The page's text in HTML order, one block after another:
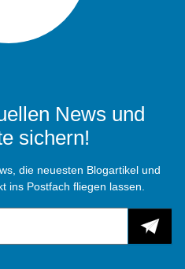
News und
sichern!
die neuesten Blogartikel und
ins Postfach fliegen lassen.